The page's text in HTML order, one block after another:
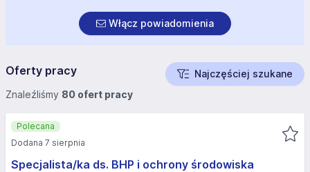
Włącz powiadomienia
Oferty pracy
Najczęściej szukane
Znaleźliśmy 80 ofert pracy
Specjalista/ka ds. BHP i ochrony środowiska
Polecana
Dodana 7 sierpnia